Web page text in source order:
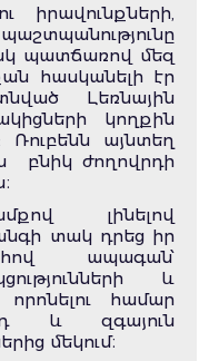
իրավունքների,
պատճառով մեզ
հասկանելի էր
Լեռնային
կողքին
Ռուբենն այնտեղ
բնիկ ժողովրդի
լինելով
տակ դրեց իր
ապագան՝
և
համար
և զգայուն
մեկում։